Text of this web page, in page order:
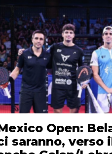
Open:
saranno, verso